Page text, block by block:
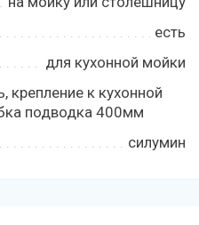
есть
для кухонной мойки
крепление к кухонной
подводка 400мм
силумин